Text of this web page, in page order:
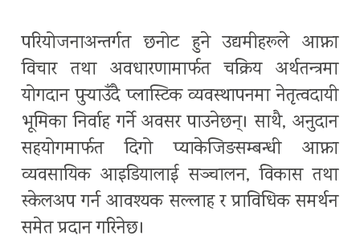
परियोजनाअन्तर्गत छनोट हुने उद्यमीहरूले आफ्ना
विचार तथा अवधारणामार्फत चक्रिय अर्थतन्त्रमा
योगदान पुर्‍याउँदै प्लास्टिक व्यवस्थापनमा नेतृत्वदायी
भूमिका निर्वाह गर्ने अवसर पाउनेछन्। साथै, अनुदान
सहयोगमार्फत दिगो प्याकेजिङसम्बन्धी आफ्ना
व्यवसायिक आइडियालाई सञ्चालन, विकास तथा
स्केलअप गर्न आवश्यक सल्लाह र प्राविधिक समर्थन
समेत प्रदान गरिनेछ।